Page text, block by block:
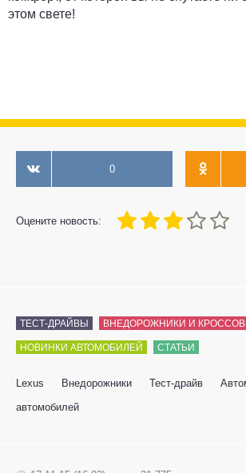
этом свете!
0
Оцените новость:
60
1 3 4 5
ТЕСТ-ДРАЙВЫ ВНЕДОРОЖНИКИ И
НОВИНКИ АВТОМОБИЛЕЙ СТАТЬИ
Lexus Внедорожники Тест-драйв
автомобилей